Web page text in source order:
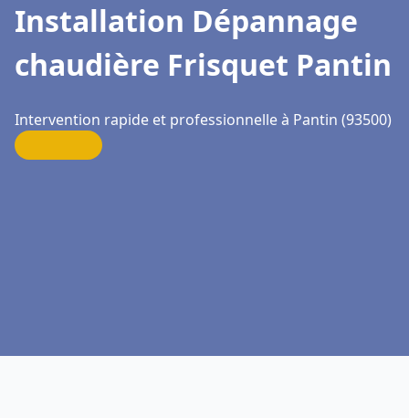
Installation Dépannage
chaudière Frisquet Pantin
Intervention rapide et professionnelle à Pantin (93500)